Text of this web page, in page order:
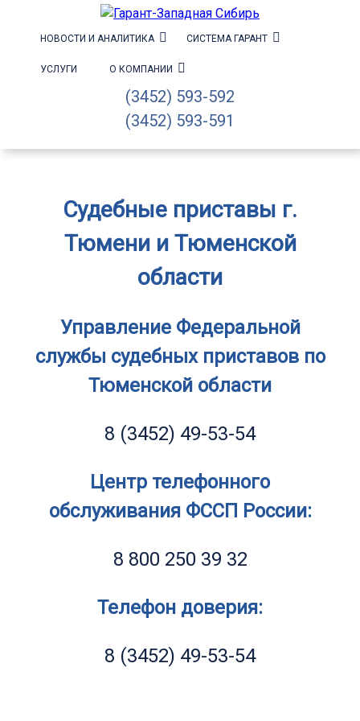
НОВОСТИ И АНАЛИТИКА СИСТЕМА ГАРАНТ
УСЛУГИ О КОМПАНИИ
(3452) 593-592
(3452) 593-591
Судебные приставы г.
Тюмени и Тюменской
области
Управление Федеральной
службы судебных приставов по
Тюменской области
8 (3452) 49-53-54
Центр телефонного
обслуживания ФССП России:
8 800 250 39 32
Телефон доверия:
8 (3452) 49-53-54